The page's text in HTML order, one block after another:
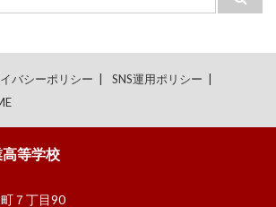
索
バシーポリシー
SNS運用ポリシー
等学校
町７丁目90